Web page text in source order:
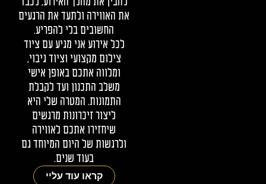
את האווירה ולתעד את הרגעים
החשובים בלי להפריע.
לכל אירוע אני מגיע עם ציוד
צילום מקצועי וציוד גיבוי,
ומלווה אתכם באופן אישי
משלב התכנון ועד לקבלת
התמונות. המטרה שלי היא
ליצור זיכרונות מרגשים
שיחזירו אתכם לאווירה
ולרגשות של היום המיוחד גם
בעוד שנים.
קראו עוד עליי